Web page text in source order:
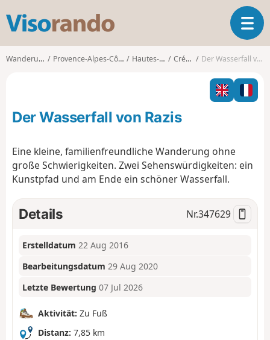
s
o
o
T
o
g
l
n
a
o
n
Wanderungen Provence-Alpes-Côte d'Azur Hautes-Alpes Crévoux Der Wasserfall von Razis
Der Wasserfall von Razis
Eine kleine, familienfreundliche Wanderung ohne
große Schwierigkeiten. Zwei Sehenswürdigkeiten: ein
Kunstpfad und am Ende ein schöner Wasserfall.
Details Nr.347629
Erstelldatum 22 Aug 2016
Bearbeitungsdatum 29 Aug 2020
Letzte Bewertung 07 Jul 2026
Aktivität: Zu Fuß
Distanz: 7,85 km